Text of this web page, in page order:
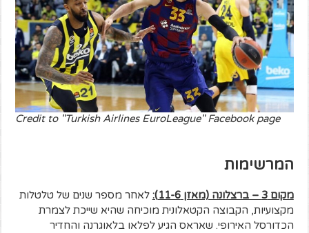
Credit to "Turkish Airlines EuroLeague" Facebook page
המרשימות
מקום 3 – ברצלונה (מאזן 11-6):
לאחר מספר שנים של טלטלות
מקצועיות, הקבוצה הקטאלונית מוכיחה שהיא שייכת לצמרת
הכדורסל האירופי. שאראס הגיע לפלאו בלאוגרנה והחדיר